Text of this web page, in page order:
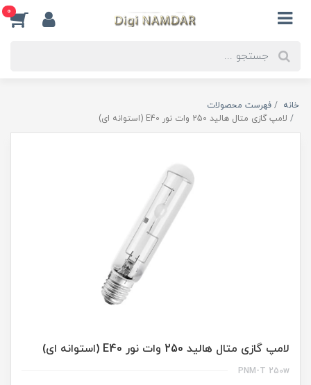
0
خانه
فهرست محصولات
لامپ گازی متال هالید 250 وات نور E40 (استوانه ای)
لامپ گازی متال هالید 250 وات نور E40 (استوانه ای)
PNM-T 250w